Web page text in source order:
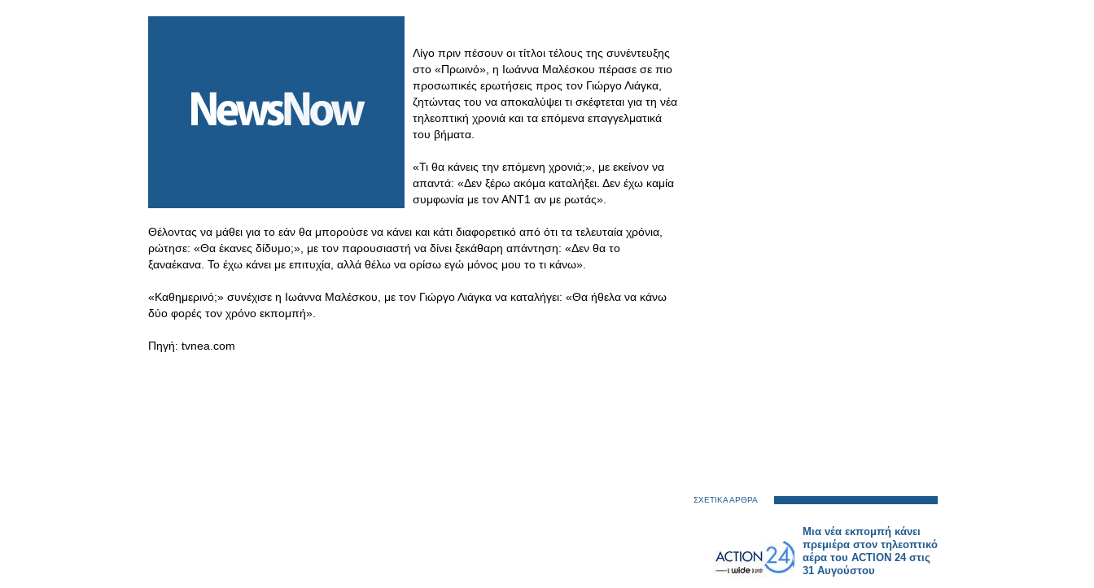
Λίγο πριν πέσουν οι τίτλοι τέλους της συνέντευξης
στο «Πρωινό», η Ιωάννα Μαλέσκου πέρασε σε πιο
προσωπικές ερωτήσεις προς τον Γιώργο Λιάγκα,
ζητώντας του να αποκαλύψει τι σκέφτεται για τη νέα
τηλεοπτική χρονιά και τα επόμενα επαγγελματικά
του βήματα.
«Τι θα κάνεις την επόμενη χρονιά;», με εκείνον να
απαντά: «Δεν ξέρω ακόμα καταλήξει. Δεν έχω καμία
συμφωνία με τον ΑΝΤ1 αν με ρωτάς».
Θέλοντας να μάθει για το εάν θα μπορούσε να κάνει και κάτι διαφορετικό από ότι τα τελευταία χρόνια,
ρώτησε: «Θα έκανες δίδυμο;», με τον παρουσιαστή να δίνει ξεκάθαρη απάντηση: «Δεν θα το
ξαναέκανα. Το έχω κάνει με επιτυχία, αλλά θέλω να ορίσω εγώ μόνος μου το τι κάνω».
«Καθημερινό;» συνέχισε η Ιωάννα Μαλέσκου, με τον Γιώργο Λιάγκα να καταλήγει: «Θα ήθελα να κάνω
δύο φορές τον χρόνο εκπομπή».
Πηγή: tvnea.com
ΣΧΕΤΙΚΑ ΑΡΘΡΑ
Μια νέα εκπομπή κάνει
πρεμιέρα στον τηλεοπτικό
αέρα του ACTION 24 στις
31 Αυγούστου